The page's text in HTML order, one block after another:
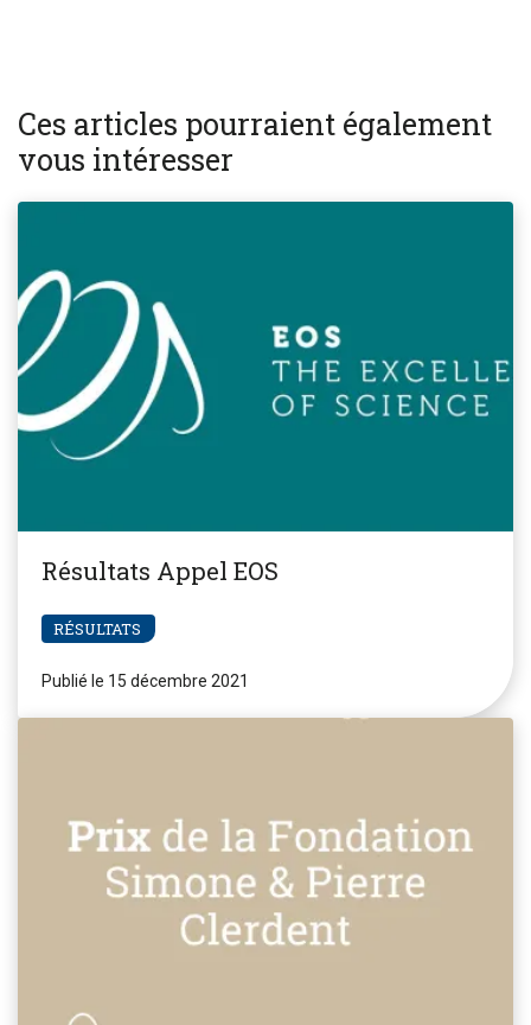
Ces articles pourraient également
vous intéresser
Résultats Appel EOS
RÉSULTATS
Publié le 15 décembre 2021